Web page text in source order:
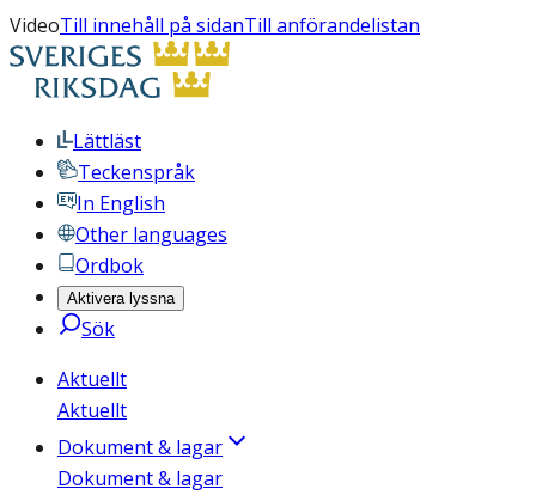
VideoTill innehåll på sidanTill anförandelistan
Lättläst
Teckenspråk
In English
Other languages
Ordbok
Aktivera lyssna
Sök
Aktuellt
Aktuellt
Dokument & lagar
Dokument & lagar